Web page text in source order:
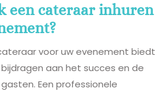
een cateraar inhuren
voor uw evenement biedt
aan het succes en de
Een professionele